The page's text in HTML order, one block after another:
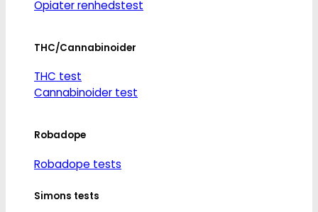
Opiater renhedstest
THC/Cannabinoider
THC test
Cannabinoider test
Robadope
Robadope tests
Simons tests